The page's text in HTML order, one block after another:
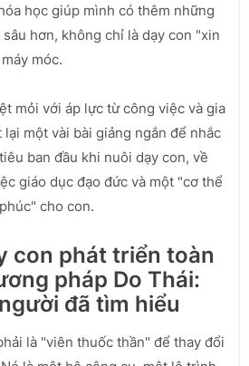
học giúp mình có thêm những
hơn, không chỉ là dạy con "xin
móc.
mỏi với áp lực từ công việc và gia
một vài bài giảng ngắn để nhắc
ban đầu khi nuôi dạy con, về
giáo dục đạo đức và một "cơ thể
cho con.
con phát triển toàn
pháp Do Thái:
đã tìm hiểu
là "viên thuốc thần" để thay đổi